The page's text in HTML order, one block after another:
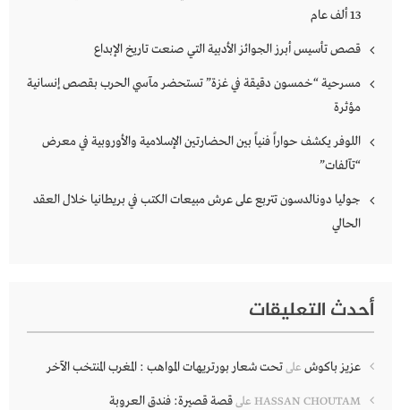
13 ألف عام
قصص تأسيس أبرز الجوائز الأدبية التي صنعت تاريخ الإبداع
مسرحية “خمسون دقيقة في غزة” تستحضر مآسي الحرب بقصص إنسانية
مؤثرة
اللوفر يكشف حواراً فنياً بين الحضارتين الإسلامية والأوروبية في معرض
“تآلفات”
جوليا دونالدسون تتربع على عرش مبيعات الكتب في بريطانيا خلال العقد
الحالي
أحدث التعليقات
عزيز باكوش علىتحت شعار بورتريهات المواهب : المغرب المنتخب الآخر
HASSAN CHOUTAM علىقصة قصيرة: فندق العروبة